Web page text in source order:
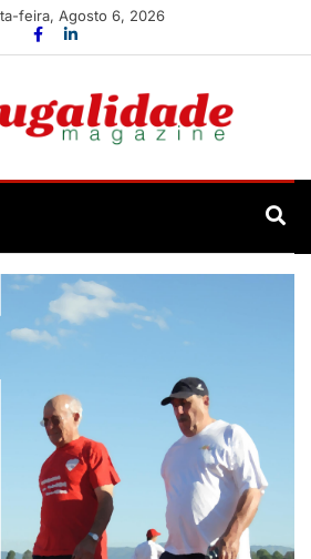
feira, Agosto 6, 2026